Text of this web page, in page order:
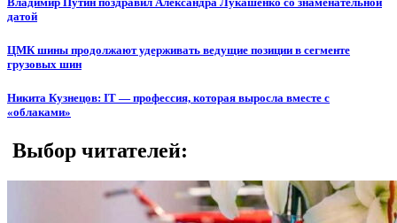
датой
ЦМК шины продолжают удерживать ведущие позиции в сегменте
грузовых шин
Никита Кузнецов: IT — профессия, которая выросла вместе с
«облаками»
Выбор читателей: